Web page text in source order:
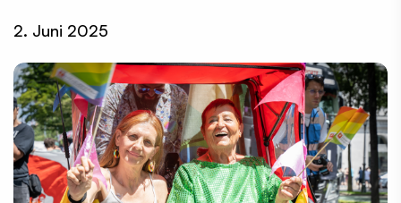
2. Juni 2025